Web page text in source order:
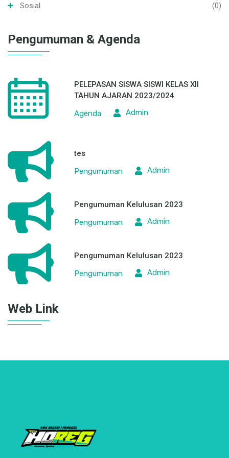
Sosial
(0)
Pengumuman & Agenda
PELEPASAN SISWA SISWI KELAS XII
TAHUN AJARAN 2023/2024
Agenda
Admin
tes
Pengumuman
Admin
Pengumuman Kelulusan 2023
Pengumuman
Admin
Pengumuman Kelulusan 2023
Pengumuman
Admin
Web Link